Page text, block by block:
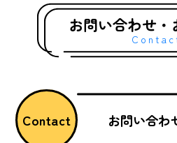
お問い合わせ・
Contact お問い合わ